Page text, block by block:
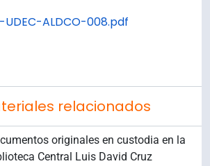
UDEC-ALDCO-008.pdf
relacionados
originales en custodia en la
Central Luis David Cruz